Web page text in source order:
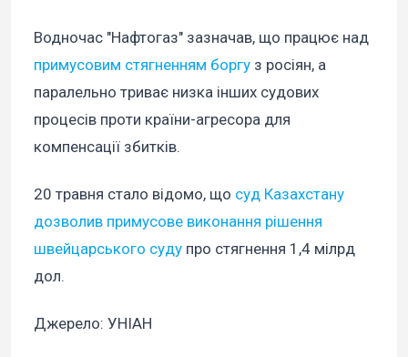
Водночас "Нафтогаз" зазначав, що працює над
примусовим стягненням боргу з росіян, а
паралельно триває низка інших судових
процесів проти країни-агресора для
компенсації збитків.
20 травня стало відомо, що суд Казахстану
дозволив примусове виконання рішення
швейцарського суду про стягнення 1,4 мілрд
дол.
Джерело: УНІАН